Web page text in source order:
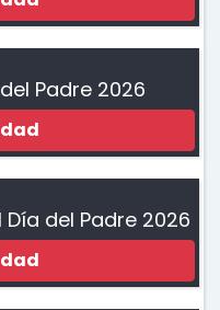
Padre 2026
del Padre 2026